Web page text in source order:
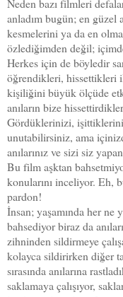
Neden bazı filmleri
anladım bugün; en güzel
kesmelerini ya da en
özlediğimden değil;
Herkes için de böyledir
öğrendikleri, hissettikleri
kişiliğini büyük ölçüde
anıların bize
Gördüklerinizi,
unutabilirsiniz, ama
anılarınız ve sizi siz
Bu film aşktan
konularını inceliyor. Eh,
pardon!
İnsan; yaşamında her ne
bahsediyor biraz da
zihninden sildirmeye
kolayca sildirirken diğer
sırasında anılarına
saklamaya çalışıyor,